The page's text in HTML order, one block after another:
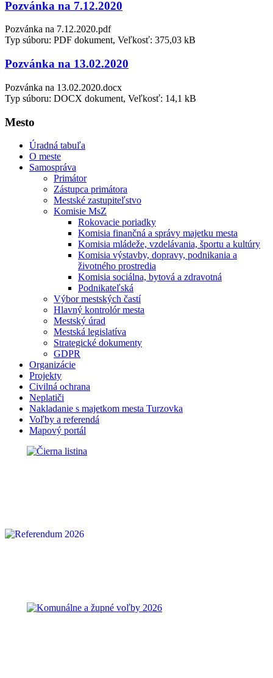
Pozvánka na 7.12.2020
Pozvánka na 7.12.2020.pdf
Typ súboru: PDF dokument, Veľkosť: 375,03 kB
Pozvánka na 13.02.2020
Pozvánka na 13.02.2020.docx
Typ súboru: DOCX dokument, Veľkosť: 14,1 kB
Mesto
Úradná tabuľa
O meste
Samospráva
Primátor
Zástupca primátora
Mestské zastupiteľstvo
Komisie MsZ
Rokovacie poriadky
Komisia finančná a správy majetku mesta
Komisia mládeže, vzdelávania, športu a kultúry
Komisia výstavby, dopravy, podnikania a
životného prostredia
Komisia sociálna, bytová a zdravotná
Podnikateľská
Výbor mestských častí
Hlavný kontrolór mesta
Mestský úrad
Mestská legislatíva
Strategické dokumenty
GDPR
Organizácie
Projekty
Civilná ochrana
Neplatiči
Nakladanie s majetkom mesta Turzovka
Voľby a referendá
Mapový portál